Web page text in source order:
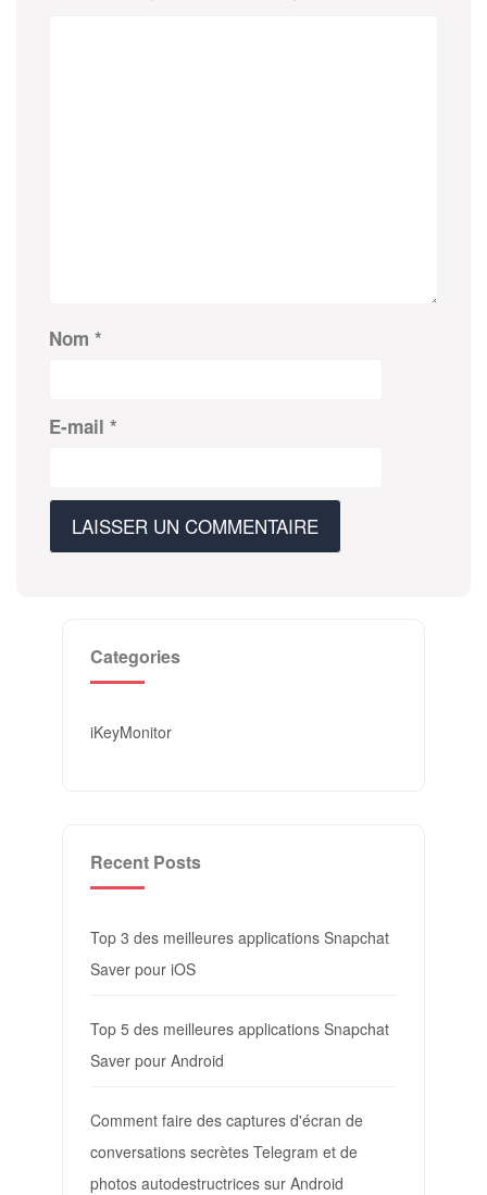
Nom *
E-mail *
Categories
iKeyMonitor
Recent Posts
Top 3 des meilleures applications Snapchat
Saver pour iOS
Top 5 des meilleures applications Snapchat
Saver pour Android
Comment faire des captures d'écran de
conversations secrètes Telegram et de
photos autodestructrices sur Android